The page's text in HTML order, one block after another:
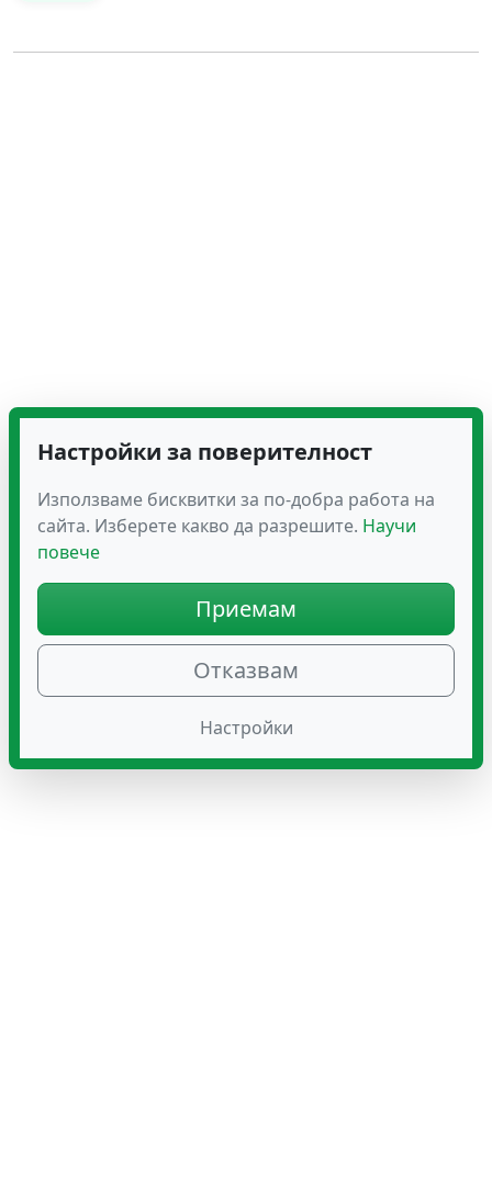
Настройки за поверителност
Използваме бисквитки за по-добра работа на
сайта. Изберете какво да разрешите. Научи
повече
Приемам
Отказвам
Настройки